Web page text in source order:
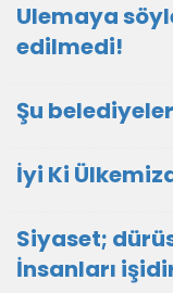
Ulemaya
edilmedi!
Şu
İyi Ki
Siyaset;
İnsanları